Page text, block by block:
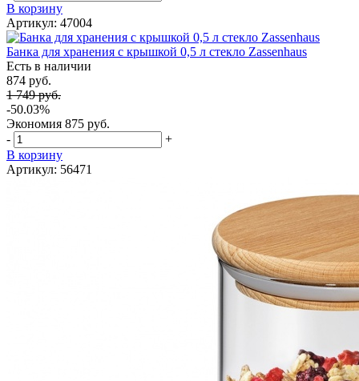
В корзину
Артикул: 47004
Банка для хранения с крышкой 0,5 л стекло Zassenhaus
Есть в наличии
874 руб.
1 749 руб.
-50.03%
Экономия 875 руб.
-
+
В корзину
Артикул: 56471